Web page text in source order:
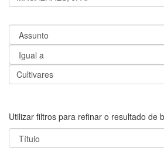
Utilizar filtros para refinar o resultado de